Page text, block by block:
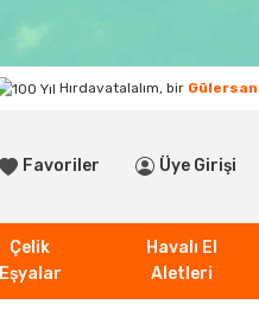
Hırdavatalalım, bir Gülersan
Favoriler Üye Girişi
Çelik
Eşyalar
Havalı El
Aletleri